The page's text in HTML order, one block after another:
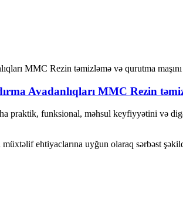
Avadanlıqları MMC Rezin
praktik, funksional, məhsul keyfiyyətini və
ehtiyaclarına uyğun olaraq sərbəst